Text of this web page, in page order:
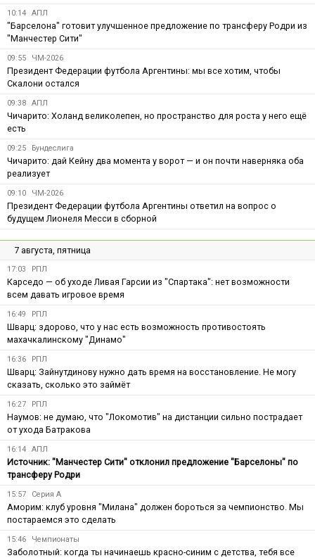
10:14 АПЛ
"Барселона" готовит улучшенное предложение по трансферу Родри из
"Манчестер Сити"
09:55 ЧМ-2026
Президент Федерации футбола Аргентины: мы все хотим, чтобы
Скалони остался
09:38 АПЛ
Чичарито: Холанд великолепен, но пространство для роста у него ещё
есть
09:25 Бундеслига
Чичарито: дай Кейну два момента у ворот — и он почти наверняка оба
реализует
09:10 ЧМ-2026
Президент Федерации футбола Аргентины ответил на вопрос о
будущем Лионеля Месси в сборной
7 августа, пятница
17:03 РПЛ
Карседо — об уходе Ливая Гарсии из "Спартака": нет возможности
всем давать игровое время
16:49 РПЛ
Шварц: здорово, что у нас есть возможность противостоять
махачкалинскому "Динамо"
16:36 РПЛ
Шварц: Зайнутдинову нужно дать время на восстановление. Не могу
сказать, сколько это займёт
16:27 РПЛ
Наумов: не думаю, что "Локомотив" на дистанции сильно пострадает
от ухода Батракова
16:14 АПЛ
Источник: "Манчестер Сити" отклонил предложение "Барселоны" по
трансферу Родри
15:57 Серия А
Аморим: клуб уровня "Милана" должен бороться за чемпионство. Мы
постараемся это сделать
15:46 Чемпионаты
Заболотный: когда ты начинаешь красно-синим с детства, тебя все